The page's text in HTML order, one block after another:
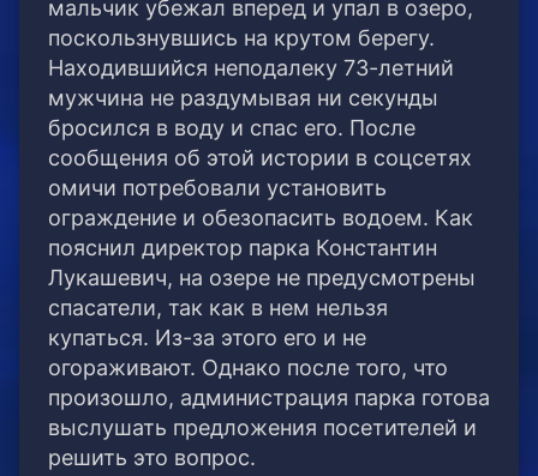
мальчик убежал вперед и упал в озеро,
поскользнувшись на крутом берегу.
Находившийся неподалеку 73-летний
мужчина не раздумывая ни секунды
бросился в воду и спас его. После
сообщения об этой истории в соцсетях
омичи потребовали установить
ограждение и обезопасить водоем. Как
пояснил директор парка Константин
Лукашевич, на озере не предусмотрены
спасатели, так как в нем нельзя
купаться. Из-за этого его и не
огораживают. Однако после того, что
произошло, администрация парка готова
выслушать предложения посетителей и
решить это вопрос.